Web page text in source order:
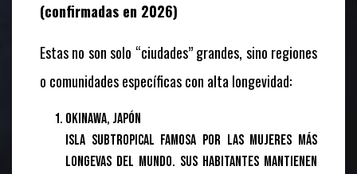
(confirmadas en 2026)
Estas no son solo “ciudades” grandes, sino regiones
o comunidades específicas con alta longevidad:
Okinawa, Japón
Isla subtropical famosa por las mujeres más
longevas del mundo. Sus habitantes mantienen